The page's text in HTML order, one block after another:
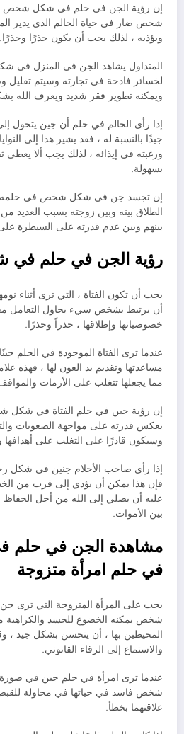
إن رؤية الجن في حلم في شكل شخص
شخص ضار في حياة الحالم الذي يدير
ويؤذيه ، لذلك يجب أن يكون حذرًا وحذرًا.
المتداول يشاهد الجن في المنزل
لخسائر فادحة في تجارته وسيتم تقليل
ويمكنه تطوير فقر شديد ويعرف الله
إذا رأى الحالم في حلم أن جين
جيدًا بالنسبة له ، فقد يشير هذا إلى
ورغبته في إيذائه ، لذلك يجب ألا
بسهولة.
إن تجسد جن في شكل شخص في حلمه
الطلاق بينه وبين زوجته بسبب العديد
بينهم وبين عدم قدرته على السيطرة
رؤية الجن في حلم
يجب أن تكون الفتاة ، التي ترى
أن يرتبط بشخص سيء يحاول التعامل
خصوصياتها وإطلاقها ، حذراً وحذرًا.
عندما ترى الفتاة الموجودة في
مساعدتها وتقديم يد العون لها ، فهذه
مما يجعلها تتغلب على الأزمات
إن رؤية جين في حلم الفتاة في شكل
يعكس قدرته على مواجهة الصعوبات
وسيكون قادرًا على التغلب على أهدافها
إذا رأى صاحب الأحلام جنين في شكل
فإن هذا يمكن أن يؤدي إلى قرب من
عليه أن يصلي إلى الله من أجل الحفاظ
بين الأموات.
مشاهدة الجن في
في حلم امرأة متزوجة
يجب على المرأة المتزوجة التي ترى
شخص يمكنه الخضوع للحسد والكراهية
المحيطين بها ، أن يتحسن بشكل جيد ،
والاستماع إلى الرقاء القانوني.
عندما ترى امرأة في حلم جين في
شخص فاسد في حياتها في محاولة
علاقتهما بخطأ.